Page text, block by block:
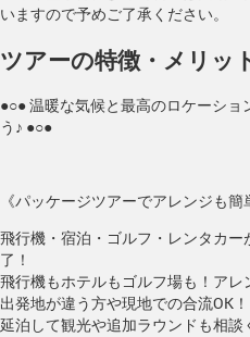
いますので予めご了承ください。
ツアーの特徴・メリッ
●○● 温暖な気候と最高のロケーシ
う♪ ●○●
《パッケージツアーでアレンジも簡
飛行機・宿泊・ゴルフ・レンタカ
了！
飛行機もホテルもゴルフ場も！アレ
出発地が違う方や現地での合流OK！
延泊して観光や追加ラウンドも相談